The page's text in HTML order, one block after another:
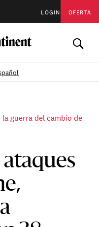
LOGIN OFERTA
la guerra del cambio de